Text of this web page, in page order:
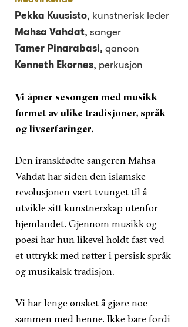
Pekka Kuusisto, kunstnerisk leder
Mahsa Vahdat, sanger
Tamer Pinarabasi, qanoon
Kenneth Ekornes, perkusjon
Vi åpner sesongen med musikk
formet av ulike tradisjoner, språk
og livserfaringer.
Den iranskfødte sangeren Mahsa
Vahdat har siden den islamske
revolusjonen vært tvunget til å
utvikle sitt kunstnerskap utenfor
hjemlandet. Gjennom musikk og
poesi har hun likevel holdt fast ved
et uttrykk med røtter i persisk språk
og musikalsk tradisjon.
Vi har lenge ønsket å gjøre noe
sammen med henne. Ikke bare fordi